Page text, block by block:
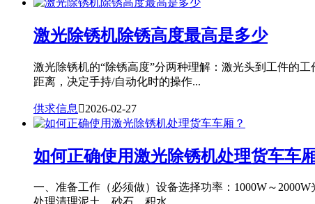
激光除锈机除锈高度最高是多少
激光除锈机的“除锈高度”分两种理解：激光头到工件的
距离，决定手持/自动化时的操作...
供求信息 2026-02-27
如何正确使用激光除锈机处理货车车
一、准备工作（必须做）设备选择功率：1000W～